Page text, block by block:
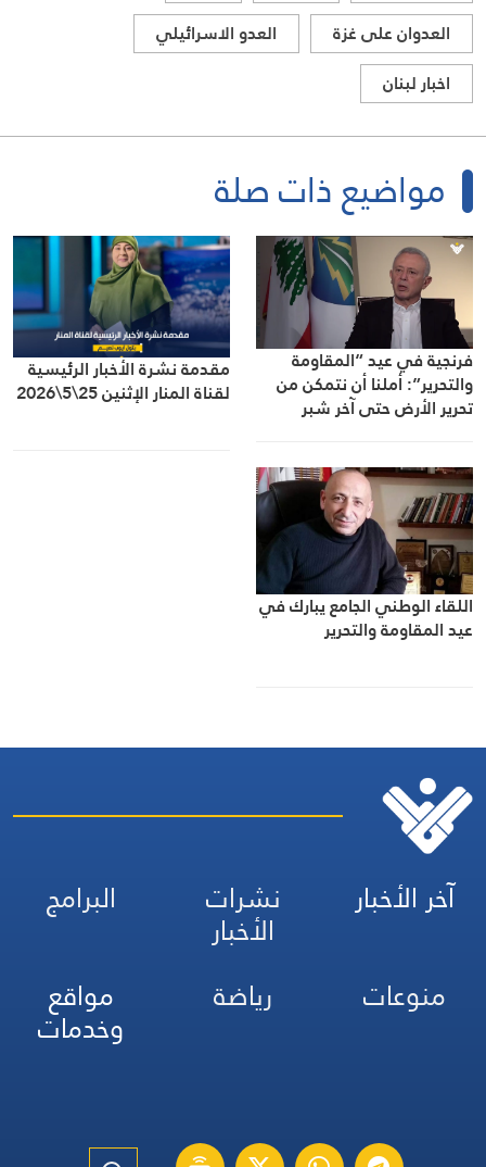
العدوان على غزة
العدو الاسرائيلي
اخبار لبنان
مواضيع ذات صلة
فرنجية في عيد “المقاومة
والتحرير”: أملنا أن نتمكن من
تحرير الأرض حتى آخر شبر
مقدمة نشرة الأخبار الرئيسية
لقناة المنار الإثنين 25\5\2026
اللقاء الوطني الجامع يبارك في
عيد المقاومة والتحرير
آخر الأخبار نشرات
الأخبار
البرامج
منوعات
رياضة مواقع
وخدمات